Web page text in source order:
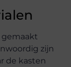
gemaakt
zijn
de kasten